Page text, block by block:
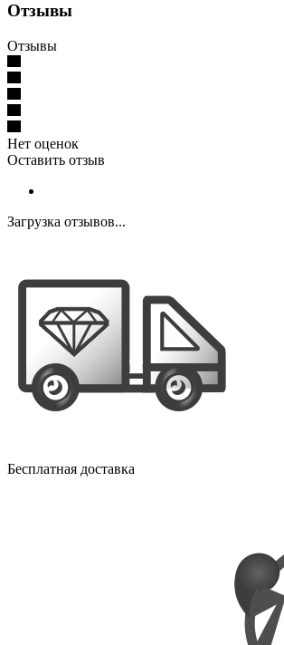
Отзывы
Отзывы
Нет оценок
Оставить отзыв
Загрузка отзывов...
Бесплатная доставка